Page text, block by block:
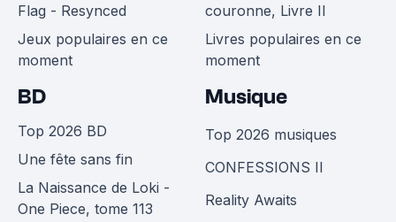
Flag - Resynced
Jeux populaires en ce
moment
couronne, Livre II
Livres populaires en ce
moment
BD
Top 2026 BD
Une fête sans fin
La Naissance de Loki -
One Piece, tome 113
Musique
Top 2026 musiques
CONFESSIONS II
Reality Awaits